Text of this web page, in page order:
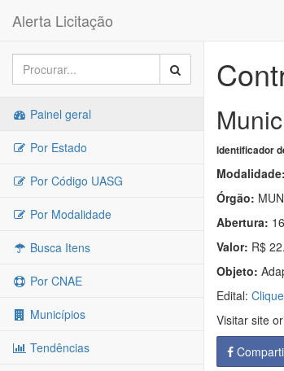
Alerta Licitação
Painel geral
Por Estado
Por Código UASG
Por Modalidade
Busca Itens
Por CNAE
Municípios
Tendências
Identificador
Modalidade:
Órgão:
Abertura:
Valor: R$
Objeto:
Edital:
Visitar site